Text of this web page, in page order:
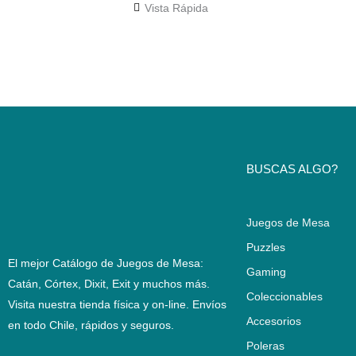
Vista Rápida
El mejor Catálogo de Juegos de Mesa:
Catán, Córtex, Dixit, Exit y muchos más.
Visita nuestra tienda física y on-line. Envíos
en todo Chile, rápidos y seguros
BUSCAS ALGO?
Juegos de Mesa
Puzzles
Gaming
Coleccionables
Accesorios
Poleras